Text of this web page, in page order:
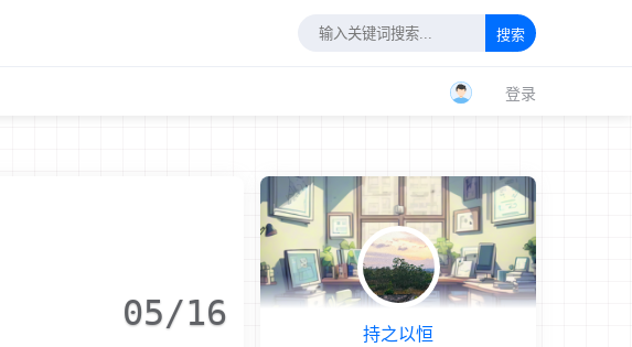
搜索
登录
05/16 持之以恒